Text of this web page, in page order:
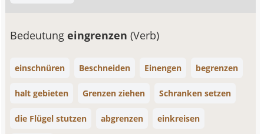
Bedeutungeingrenzen(Verb)
einschnüren Beschneiden Einengen begrenzen
halt gebieten Grenzen ziehen Schranken setzen
die Flügel stutzen abgrenzen einkreisen